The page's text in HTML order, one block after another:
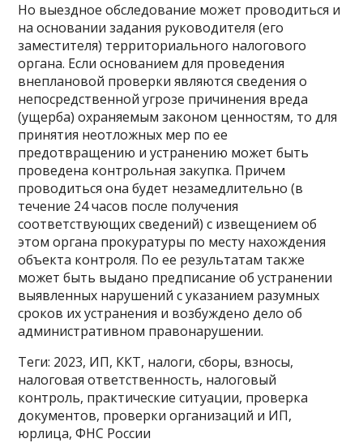
Но выездное обследование может проводиться и
на основании задания руководителя (его
заместителя) территориального налогового
органа. Если основанием для проведения
внеплановой проверки являются сведения о
непосредственной угрозе причинения вреда
(ущерба) охраняемым законом ценностям, то для
принятия неотложных мер по ее
предотвращению и устранению может быть
проведена контрольная закупка. Причем
проводиться она будет незамедлительно (в
течение 24 часов после получения
соответствующих сведений) с извещением об
этом органа прокуратуры по месту нахождения
объекта контроля. По ее результатам также
может быть выдано предписание об устранении
выявленных нарушений с указанием разумных
сроков их устранения и возбуждено дело об
административном правонарушении.
Теги: 2023, ИП, ККТ, налоги, сборы, взносы,
налоговая ответственность, налоговый
контроль, практические ситуации, проверка
документов, проверки организаций и ИП,
юрлица, ФНС России